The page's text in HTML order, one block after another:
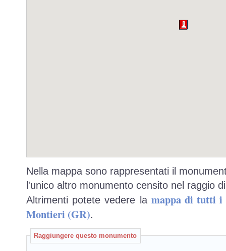
Nella mappa sono rappresentati il
l'unico altro monumento censito nel raggio
Altrimenti potete vedere la mappa di tutti i
Montieri (GR).
Raggiungere questo monumento